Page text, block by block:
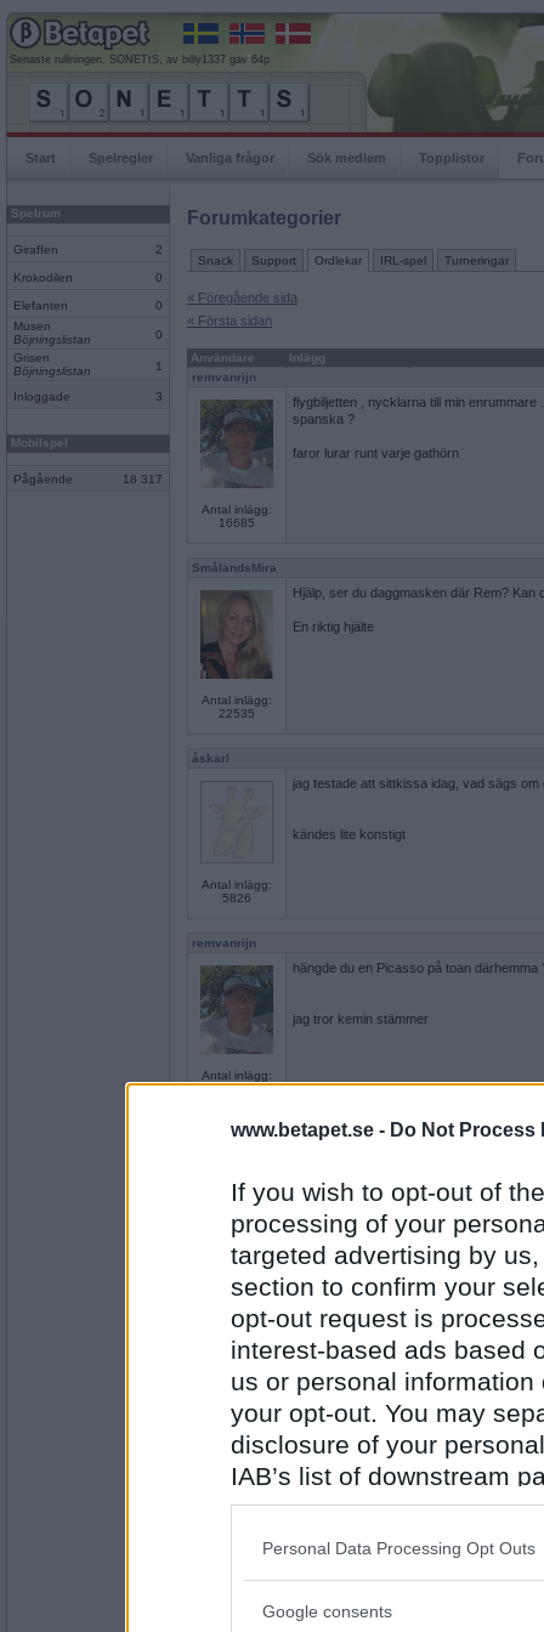
www.betapet.se - Do Not Process
If you wish to opt-out of
processing of your
targeted advertising by
section to confirm your
opt-out request is
interest-based ads based
us or personal
your opt-out. You may
disclosure of your
IAB’s list of downstream
also be disclosed by us
Downstream Participants
Please note that this
Personal Data Processing Opt Outs
Google consents
Senaste rullningen, SONETtS, av billy1337 gav 64p
Start Spelregler Vanliga frågor Sök medlem Topplistor
Spelrum
Giraffen 2
Krokodilen 0
Elefanten
0
Musen
Böjningslistan
0
Grisen
Böjningslistan
1
Inloggade 3
Mobilspel
Pågående 18 317
Forumkategorier
Snack Support Ordlekar IRL-spel Turneringar
« Föregående sida
« Första sidan
Användare
Inlägg
remvanrijn
Antal inlägg:
16685
flygbiljetten , nycklarna till min enrummare
spanska ?
faror lurar runt varje gathörn
SmålandsMira
Antal inlägg:
22535
Hjälp, ser du daggmasken där Rem? Kan
En riktig hjälte
åskarl
Antal inlägg:
5826
jag testade att sittkissa idag, vad sägs om
kändes lite konstigt
remvanrijn
Antal inlägg:
16685
hängde du en Picasso på toan därhemma
jag tror kemin stämmer
Antal inlägg:
inte så här tidigt heller
SmålandsMira
Antal inlägg:
Har du inte stigit upp än din latmask?
Den som ändå fick spendera dagen i
remvanrijn